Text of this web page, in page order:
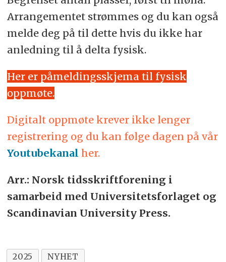
Arrangementet strømmes og du kan også
melde deg på til dette hvis du ikke har
anledning til å delta fysisk.
Her er påmeldingsskjema til fysisk
oppmøte.
Digitalt oppmøte krever ikke lenger
registrering og du kan følge dagen på vår
Youtubekanal her.
Arr.: Norsk tidsskriftforening i
samarbeid med Universitetsforlaget og
Scandinavian University Press.
2025
NYHET